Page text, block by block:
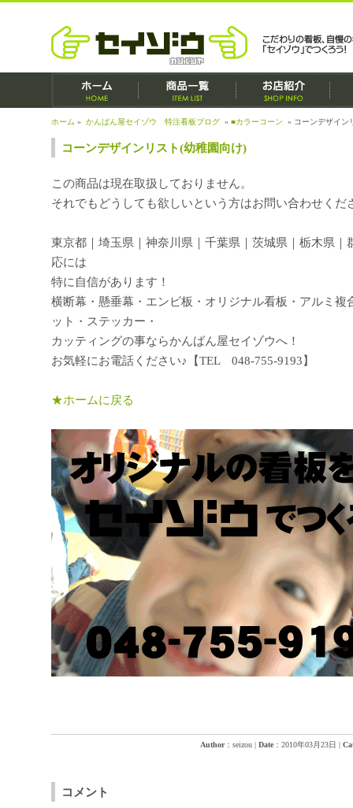
ホーム » かんばん屋セイゾウ 特注看板ブログ » ■カラーコーン » コーンデザイン
コーンデザインリスト(幼稚園向け)
この商品は現在取扱しておりません。
それでもどうしても欲しいという方はお問い合わせくだ
東京都｜埼玉県｜神奈川県｜千葉県｜茨城県｜栃木県｜
応には
特に自信があります！
横断幕・懸垂幕・エンビ板・オリジナル看板・アルミ複
ット・ステッカー・
カッティングの事ならかんばん屋セイゾウへ！
お気軽にお電話ください♪【TEL 048-755-9193】
★ホームに戻る
Author：seizou | Date ：2010年03月23日 |
コメント